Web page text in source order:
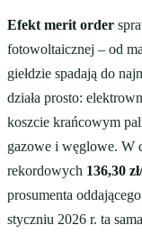
Efekt merit order
fotowoltaicznej – od
giełdzie spadają do
działa prosto:
koszcie krańcowym
gazowe i węglowe. W
rekordowych 136,30
prosumenta
styczniu 2026 r. ta